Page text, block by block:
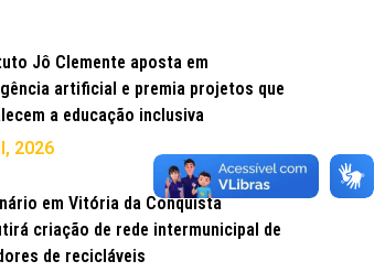
Jô Clemente aposta em
artificial e premia projetos que
a educação inclusiva
2026
em Vitória da Conquista
criação de rede intermunicipal de
de recicláveis